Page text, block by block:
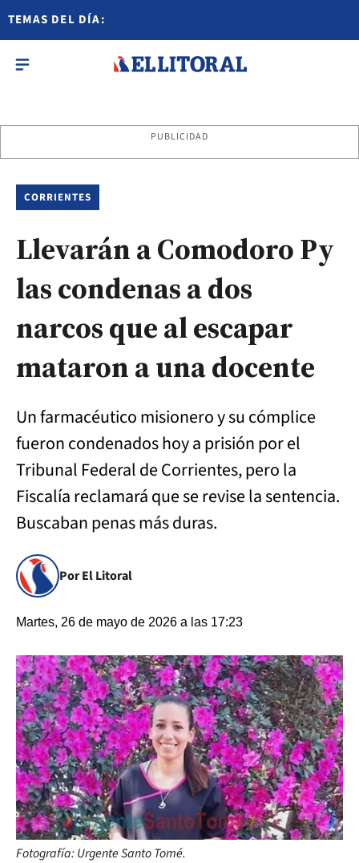
TEMAS DEL DÍA:
PUBLICIDAD
CORRIENTES
Llevarán a Comodoro Py
las condenas a dos
narcos que al escapar
mataron a una docente
Un farmacéutico misionero y su cómplice
fueron condenados hoy a prisión por el
Tribunal Federal de Corrientes, pero la
Fiscalía reclamará que se revise la sentencia.
Buscaban penas más duras.
Por El Litoral
Martes, 26 de mayo de 2026 a las 17:23
Fotografía: Urgente Santo Tomé.